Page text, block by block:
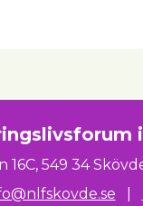
16C, 549 34